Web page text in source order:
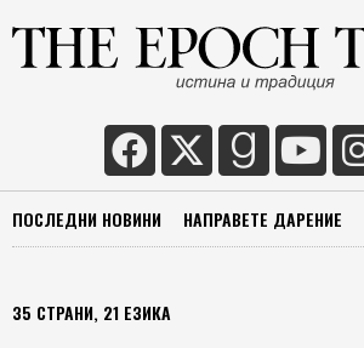
ПОСЛЕДНИ НОВИНИ НАПРАВЕТЕ ДАРЕНИЕ
35 СТРАНИ, 21 ЕЗИКА